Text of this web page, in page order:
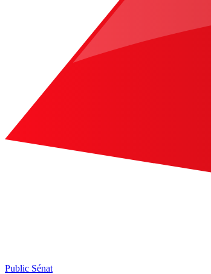
Public Sénat